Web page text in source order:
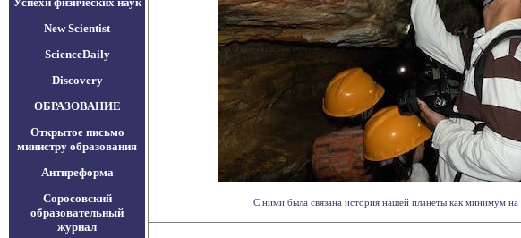
New Scientist
ScienceDaily
Discovery
ОБРАЗОВАНИЕ
Открытое письмо
министру образования
Антиреформа
Соросовский
образовательный
журнал
С ними была связана история нашей планеты как минимум